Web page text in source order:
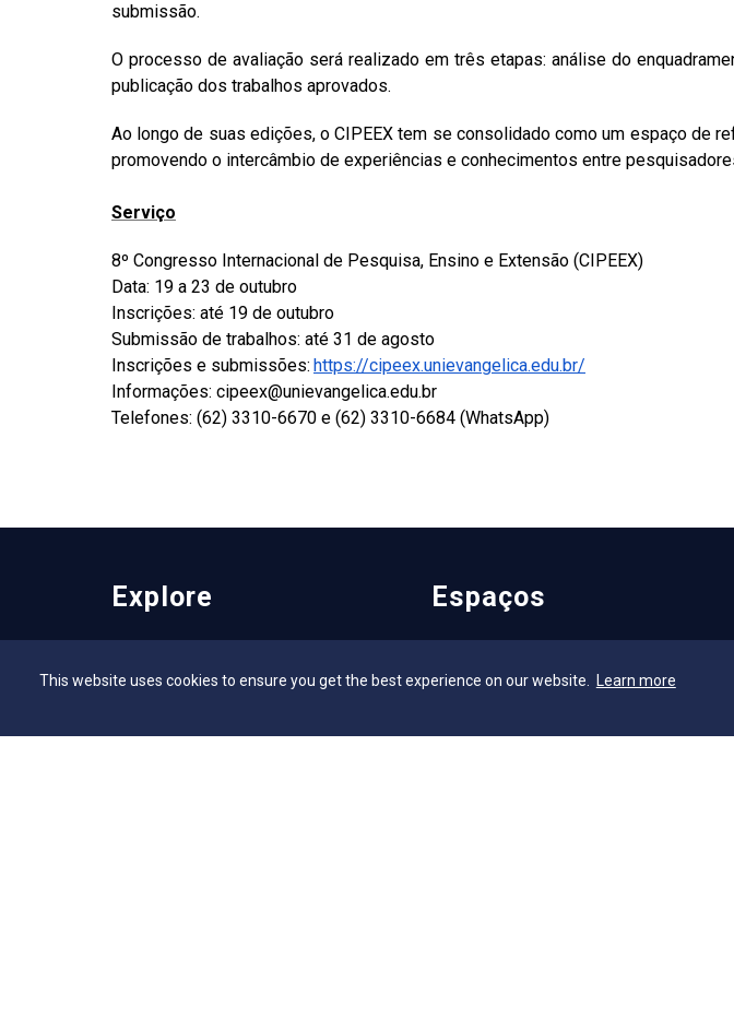
This website uses cookies to ensure you get the best experience on our website. Learn more
submissão.
O processo de avaliação será realizado em três etapas: análise do
publicação dos trabalhos aprovados.
Ao longo de suas edições, o CIPEEX tem se consolidado como um espaço de
promovendo o intercâmbio de experiências e conhecimentos entre
Serviço
8º Congresso Internacional de Pesquisa, Ensino e Extensão (CIPEEX)
Data: 19 a 23 de outubro
Inscrições: até 19 de outubro
Submissão de trabalhos: até 31 de agosto
Inscrições e submissões: https://cipeex.unievangelica.edu.br/
Informações: cipeex@unievangelica.edu.br
Telefones: (62) 3310-6670 e (62) 3310-6684 (WhatsApp)
Explore
Programa de Bolsas de Estudo
Espaços
Biblioteca